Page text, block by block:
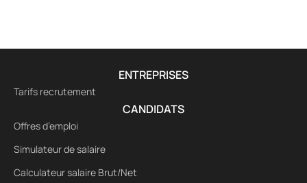
ENTREPRISES
Tarifs recrutement
CANDIDATS
Offres d’emploi
Simulateur de salaire
Calculateur salaire Brut/Net